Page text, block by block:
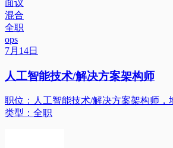
面议
混合
全职
ops
7月14日
人工智能技术/解决方案架构师
职位：人工智能技术/解决方案架构师，
类型：全职